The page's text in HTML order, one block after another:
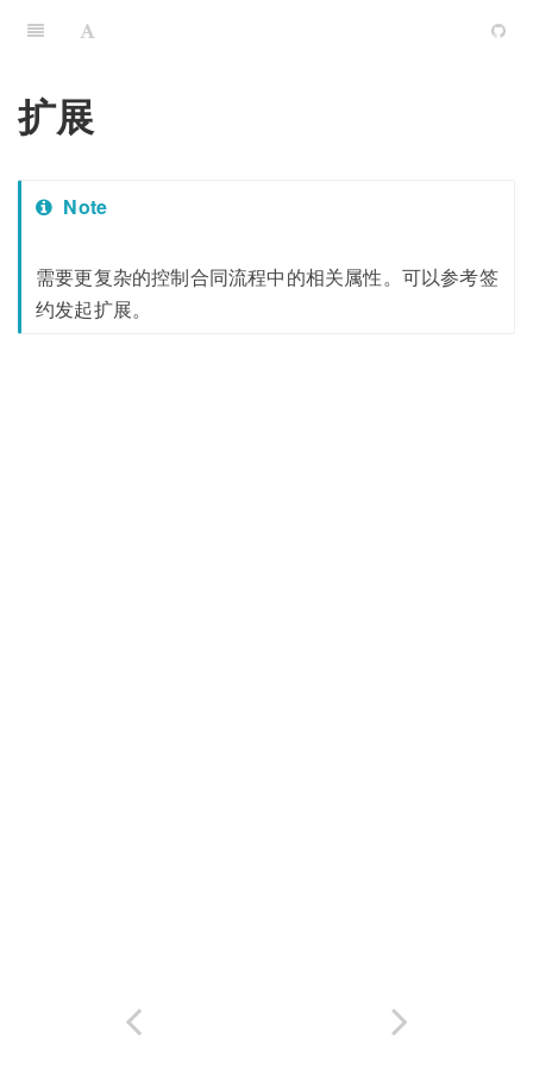
扩展
Note
需要更复杂的控制合同流程中的相关属性。可以参考签
约发起扩展。